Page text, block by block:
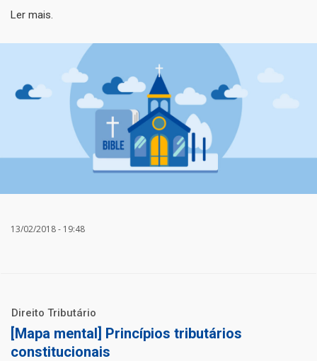
13/02/2018 - 19:48
Ler mais.
Direito Tributário
[Mapa mental] Princípios tributários
constitucionais